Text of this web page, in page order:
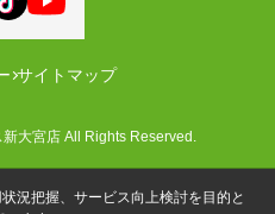
サイトマップ
大宮店 All Rights Reserved.
況把握、サービス向上検討を目的と